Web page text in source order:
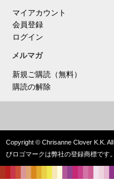
マイアカウント
会員登録
ログイン
メルマガ
新規ご購読（無料）
購読の解除
Copyright © Chrisanne Clover K.K.
びロゴマークは弊社の登録商標です。